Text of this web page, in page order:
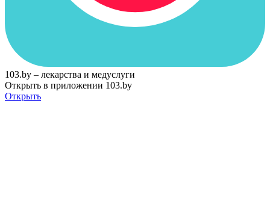
103.by – лекарства и медуслуги
Открыть в приложении 103.by
Открыть